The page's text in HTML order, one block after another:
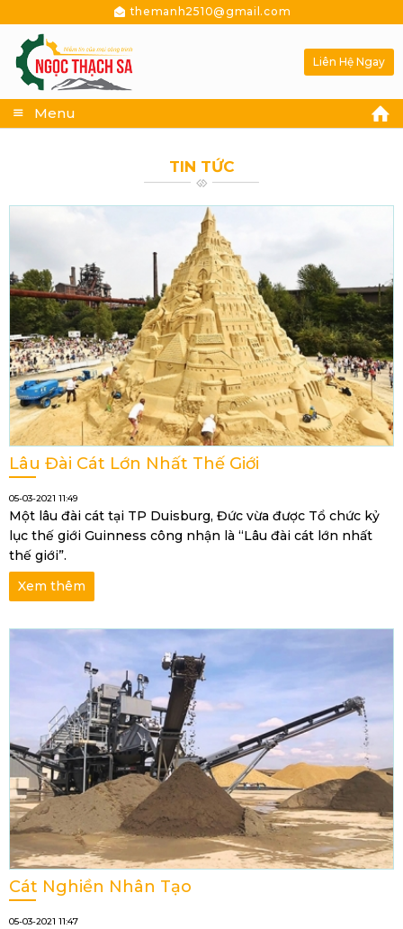
themanh2510@gmail.com
Menu
Liên Hệ Ngay
TIN TỨC
Lâu Đài Cát Lớn Nhất Thế Giới
05-03-2021 11:49
Một lâu đài cát tại TP Duisburg, Đức vừa được Tổ chức kỷ
lục thế giới Guinness công nhận là “Lâu đài cát lớn nhất
thế giới”.
Xem thêm
Cát Nghiền Nhân Tạo
05-03-2021 11:47